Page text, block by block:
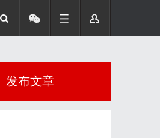
发布文章